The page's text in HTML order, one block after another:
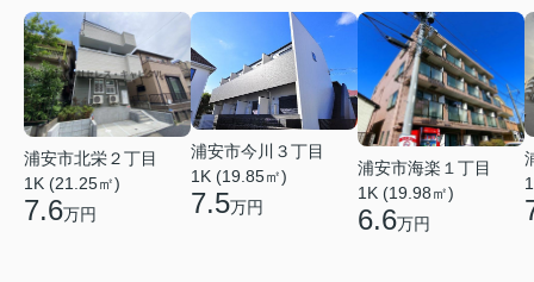
浦安市北栄２丁目
1K (21.25㎡)
7.6万円
浦安市今川３丁目
1K (19.85㎡)
7.5万円
浦安市海楽１丁目
1K (19.98㎡)
6.6万円